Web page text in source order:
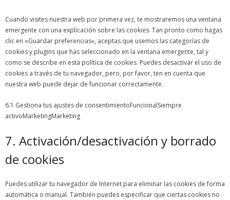
Cuando visites nuestra web por primera vez, te mostraremos una ventana
emergente con una explicación sobre las cookies. Tan pronto como hagas
clic en «Guardar preferencias», aceptas que usemos las categorías de
cookies y plugins que has seleccionado en la ventana emergente, tal y
como se describe en esta política de cookies. Puedes desactivar el uso de
cookies a través de tu navegador, pero, por favor, ten en cuenta que
nuestra web puede dejar de funcionar correctamente.
6.1 Gestiona tus ajustes de consentimientoFuncionalSiempre
activoMarketingMarketing
7. Activación/desactivación y borrado
de cookies
Puedes utilizar tu navegador de Internet para eliminar las cookies de forma
automática o manual. También puedes especificar que ciertas cookies no